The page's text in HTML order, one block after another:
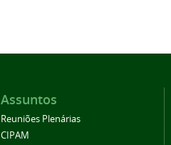
Assuntos
Reuniões Plenárias
CIPAM